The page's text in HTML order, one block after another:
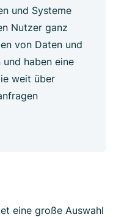
und Systeme
Nutzer ganz
von Daten und
haben eine
weit über
eine große Auswahl